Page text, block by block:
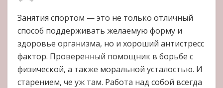
Занятия спортом — это не только отличный
способ поддерживать желаемую форму и
здоровье организма, но и хороший антистресс
фактор. Проверенный помощник в борьбе с
физической, а также моральной усталостью. И
старением, че уж там. Работа над собой всегда